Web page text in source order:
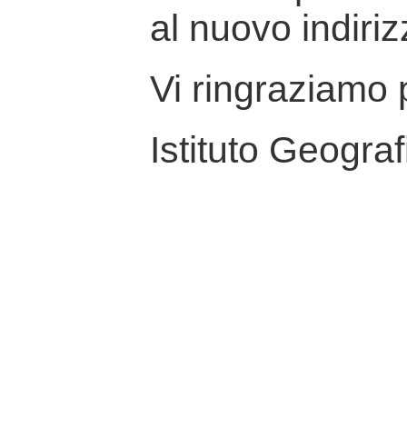
al nuovo
Vi ringraziamo
Istituto